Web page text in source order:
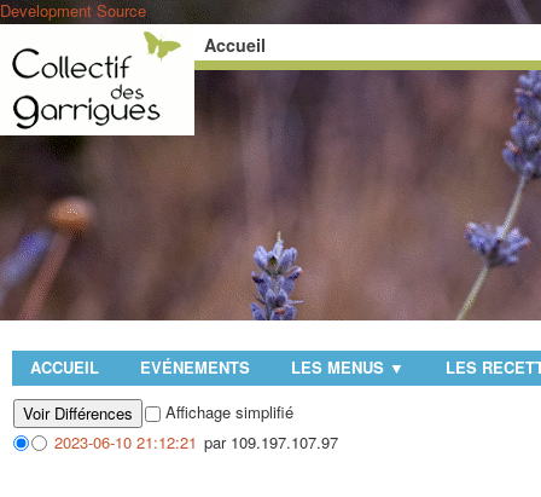
Development Source
Accueil
ACCUEIL EVÉNEMENTS LES MENUS ▼
LES
Affichage simplifié
2023-06-10 21:12:21 par 109.197.107.97